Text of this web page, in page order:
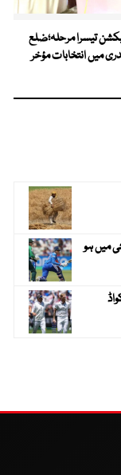
تیسرا مرحلہ؛ضلع
میں انتخابات مؤخر
دبئی میں ہو
رکنی اسکواڈ